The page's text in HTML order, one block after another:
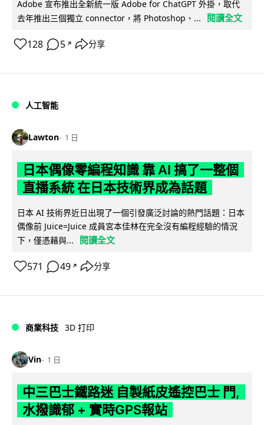
Adobe 宣布推出全新統一版 Adobe for ChatGPT 外掛，取代
去年推出三個獨立 connector，將 Photoshop、...
閱讀全文
128 5 ↗ 分享
人工智能
Lawton 1 日
日本偶像零編程知識 靠 AI 搞了一整個
直播系統 在日本技術界成為話題
日本 AI 技術界近日出現了一個引發廣泛討論的熱門話題：日本
偶像前 Juice=Juice 成員宮本佳林在完全沒有編程經驗的情況
下，僅憑藉與...
閱讀全文
571 49 ↗ 分享
商業科技 3D 打印
Vin 1 日
中三巴士鐵路迷 自製紙皮遙控巴士 門,
水撥識郁 + 實時GPS報站